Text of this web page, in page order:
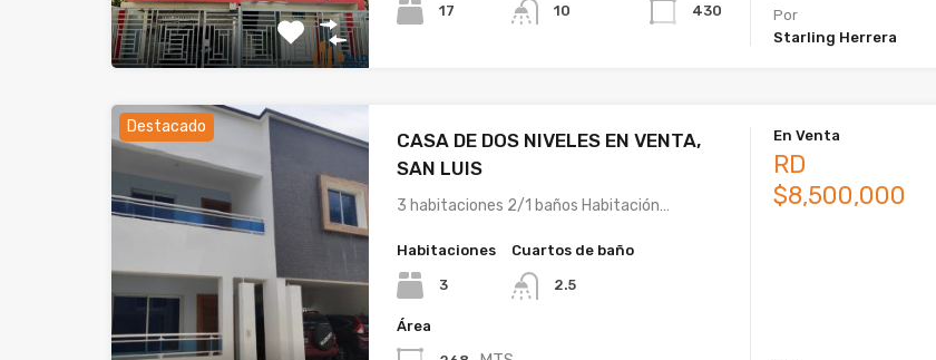
17 10 430
Por
Starling Herrera
Destacado
CASA DE DOS NIVELES EN VENTA,
SAN LUIS
3 habitaciones 2/1 baños Habitación…
Habitaciones
3
Cuartos de baño
2.5
Área
En Venta
RD
$8,500,000